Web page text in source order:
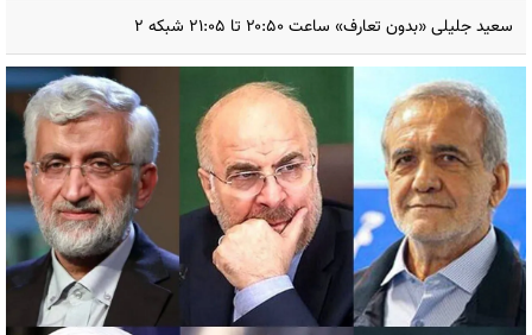
سعید جلیلی «بدون تعارف» ساعت ۲۰:۵۰ تا ۲۱:۰۵ شبکه ۲